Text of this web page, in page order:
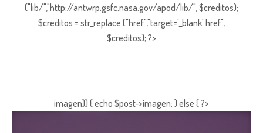
("lib/","http://antwrp.gsfc.nasa.gov/apod/lib/", $creditos);
$creditos = str_replace ("href","target='_blank' href",
$creditos); ?>
imagen)) { echo $post->imagen; } else { ?>